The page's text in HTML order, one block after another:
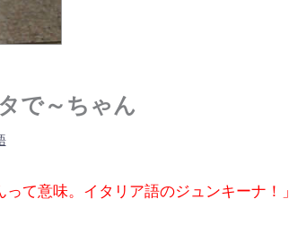
で～ちゃん
て意味。イタリア語のジュンキーナ！」